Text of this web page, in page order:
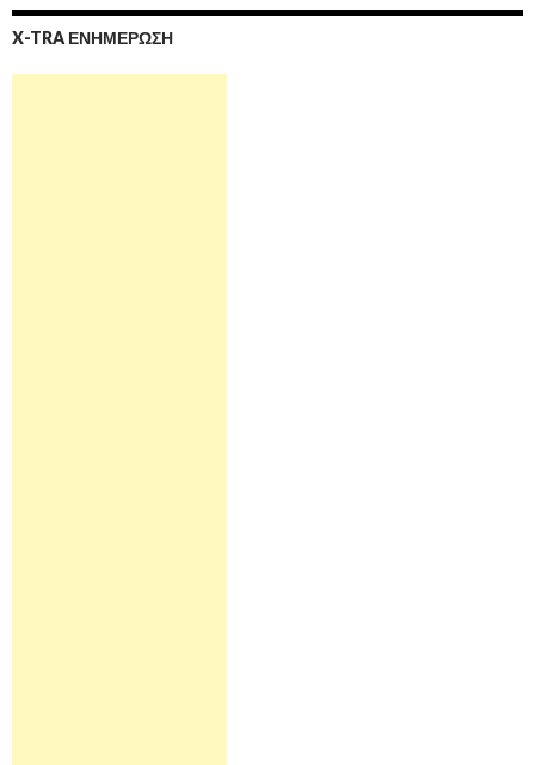
X-TRA ΕΝΗΜΕΡΩΣΗ